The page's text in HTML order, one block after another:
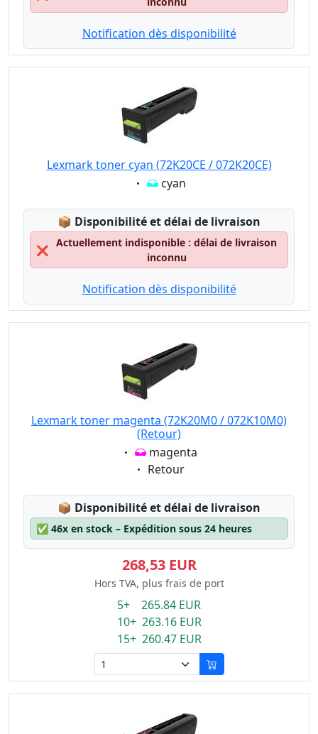
Notification dès disponibilité
Lexmark toner cyan (72K20CE / 072K20CE)
Eigenschaft:
cyan
📦 Lagerstatus:
Disponibilité et délai de livraison
❌
Actuellement indisponible : délai de livraison
inconnu
Notification dès disponibilité
Lexmark toner magenta (72K20M0 / 072K10M0)
(Retour)
Eigenschaft:
magenta
Eigenschaft:
Retour
📦 Lagerstatus:
Disponibilité et délai de livraison
✅ 46x en stock – Expédition sous 24 heures
268,53 EUR
Hors TVA, plus frais de port
5+ 265.84 EUR
10+ 263.16 EUR
15+ 260.47 EUR